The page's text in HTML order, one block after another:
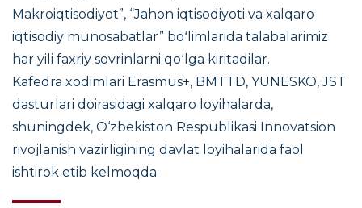
Makroiqtisodiyot”, “Jahon iqtisodiyoti va xalqaro
iqtisodiy munosabatlar” boʻlimlarida talabalarimiz
har yili faxriy sovrinlarni qoʻlga kiritadilar.
Kafedra xodimlari Erasmus+, BMTTD, YUNESKO, JST
dasturlari doirasidagi xalqaro loyihalarda,
shuningdek, O‘zbekiston Respublikasi Innovatsion
rivojlanish vazirligining davlat loyihalarida faol
ishtirok etib kelmoqda.